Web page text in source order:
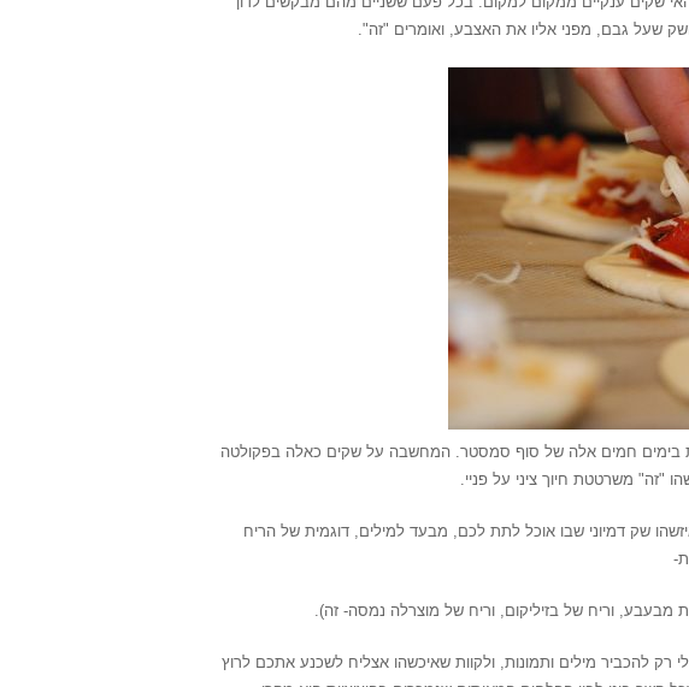
שעל גבם, מפני אליו את האצבע, ואומרים "זה".
בימים חמים אלה של סוף סמסטר. המחשבה על שקים כאלה בפקולטה
"זה" משרטטת חיוך ציני על פניי.
שק דמיוני שבו אוכל לתת לכם, מבעד למילים, דוגמית של הריח
מבעבע, וריח של בזיליקום, וריח של מוצרלה נמסה- זה).
רק להכביר מילים ותמונות, ולקוות שאיכשהו אצליח לשכנע אתכם לרוץ